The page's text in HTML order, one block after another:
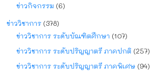
ข่าวกิจกรรม (6)
ข่าววิชาการ (378)
ข่าววิชาการ ระดับบัณฑิตศึกษา (107)
ข่าววิชาการ ระดับปริญญาตรี ภาคปกติ (257)
ข่าววิชาการ ระดับปริญญาตรี ภาคพิเศษ (94)